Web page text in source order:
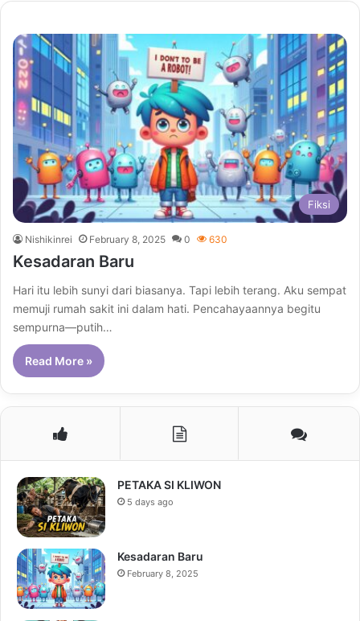
Fiksi
Nishikinrei February 8, 2025 0 630
Kesadaran Baru
Hari itu lebih sunyi dari biasanya. Tapi lebih terang. Aku sempat
memuji rumah sakit ini dalam hati. Pencahayaannya begitu
sempurna—putih…
Read More »
PETAKA SI KLIWON
5 days ago
Kesadaran Baru
February 8, 2025